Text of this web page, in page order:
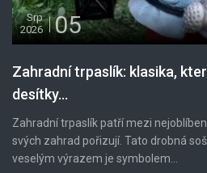
Srp
2026
05
Zahradní trpaslík: klasika,
desítky...
Zahradní trpaslík patří mezi
svých zahrad pořizují. Tato drobná
veselým výrazem je symbolem...